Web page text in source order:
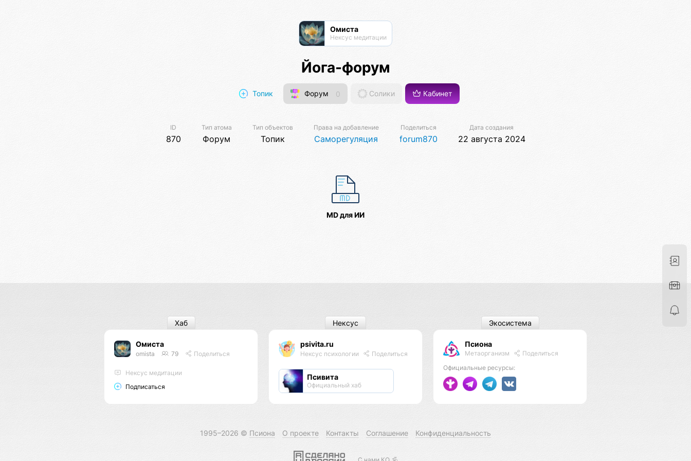
Омиста
Нексус медитации
Йога-форум
Топик Форум 0 Солики Кабинет
ID
870
Тип атома
Форум
Тип объектов
Топик
Права на добавление
Саморегуляция
Поделиться
forum870
Дата создания
22 августа 2024
MD для ИИ
Омиста
omista 79 Поделиться
Нексус медитации
Подписаться
Хаб
psivita.ru
Нексус психологии Поделиться
Псивита
Официальный хаб
Нексус
Псиона
Метаорганизм
Поделиться
Официальные ресурсы:
Экосистема
1995–2026 © Псиона О проекте Контакты Соглашение Конфиденциальность